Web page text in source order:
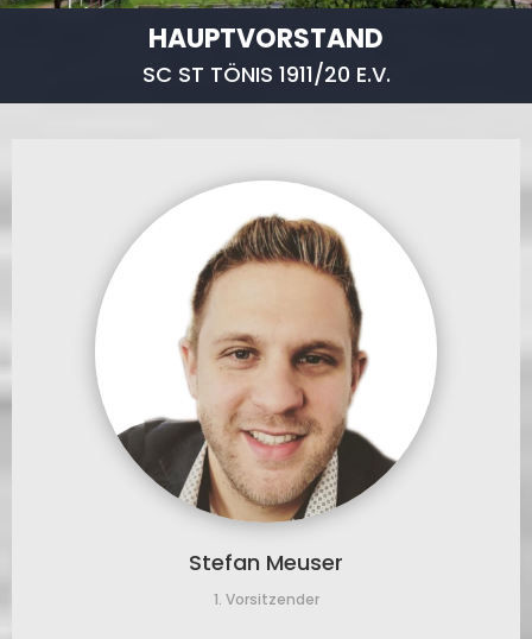
HAUPTVORSTAND
SC ST TÖNIS 1911/20 E.V.
Stefan Meuser
1. Vorsitzender